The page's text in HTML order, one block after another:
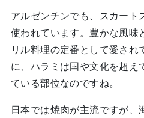
アルゼンチンでも、スカート
使われています。豊かな風味
リル料理の定番として愛され
に、ハラミは国や文化を超え
ている部位なのですね。
日本では焼肉が主流ですが、